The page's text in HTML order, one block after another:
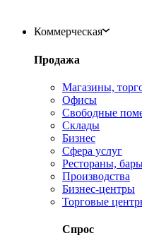
Коммерческая
Продажа
Магазины,
Офисы
Свободные
Склады
Бизнес
Сфера услуг
Рестораны,
Производства
Бизнес-центры
Торговые
Спрос